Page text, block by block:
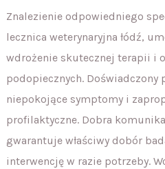
Znalezienie odpowiedniego
lecznica weterynaryjna łódź,
wdrożenie skutecznej terapii i
podopiecznych. Doświadczony
niepokojące symptomy i
profilaktyczne. Dobra
gwarantuje właściwy dobór
interwencję w razie potrzeby.